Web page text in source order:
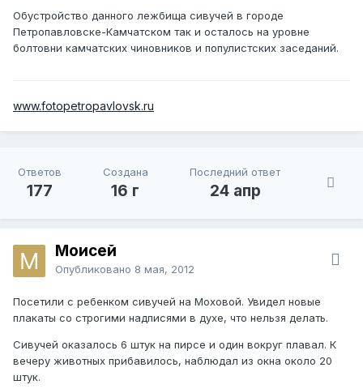
Обустройство данного лежбища сивучей в городе
Петропавловске-Камчатском так и осталось на уровне
болтовни камчатских чиновников и популистских заседаний.
www.fotopetropavlovsk.ru
Ответов
177
Создана
16 г
Последний ответ
24 апр
Моисей
Опубликовано 8 мая, 2012
Посетили с ребенком сивучей на Моховой. Увидел новые
плакаты со строгими надписями в духе, что нельзя делать.
Сивучей оказалось 6 штук на пирсе и один вокруг плавал. К
вечеру животных прибавилось, наблюдал из окна около 20
штук.